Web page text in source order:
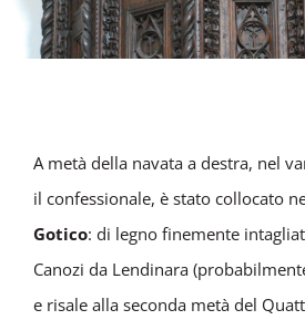
A metà della navata a destra, nel
il confessionale, è stato collocato
Gotico: di legno finemente
Canozi da Lendinara
e risale alla seconda metà del